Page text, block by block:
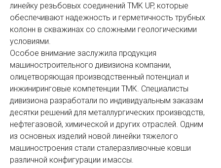
линейку резьбовых соединений TMK UP, которые
обес­печивают надежность и герметичность трубных
колонн в скважинах со сложными геологическими
условиями.
Особое внимание заслужила продукция
машиностроительного дивизиона компании,
олицетворяющая производственный потенциал и
инжиниринговые компетенции ТМК. Специалисты
дивизиона разработали по индивидуальным заказам
десятки решений для металлургических производств,
неф­тегазовой, химической и других отраслей. Одним
из основных изделий новой линейки тяжелого
машиностроения стали сталеразливочные ковши
различной конфигурации и массы.